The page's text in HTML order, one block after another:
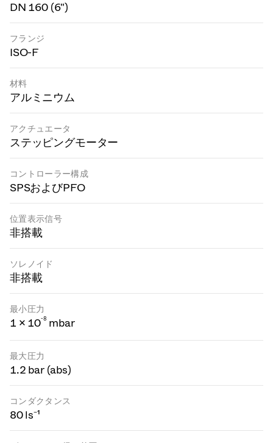
DN 160 (6")
フランジ
ISO-F
材料
アルミニウム
アクチュエータ
ステッピングモーター
コントローラー構成
SPSおよびPFO
位置表示信号
非搭載
ソレノイド
非搭載
最小圧力
1 × 10-8 mbar
最大圧力
1.2 bar (abs)
コンダクタンス
80 ls⁻¹